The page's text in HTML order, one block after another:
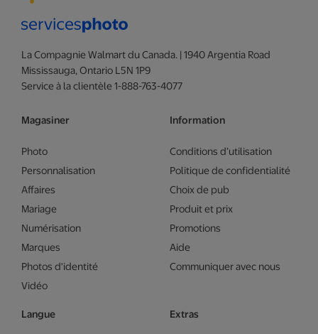
La Compagnie Walmart du Canada. | 1940 Argentia Road
Mississauga, Ontario L5N 1P9
Service à la clientèle 1-888-763-4077
Magasiner
Photo
Personnalisation
Affaires
Mariage
Numérisation
Marques
Photos d'identité
Vidéo
Langue
Information
Conditions d’utilisation
Politique de confidentialité
Choix de pub
Produit et prix
Promotions
Aide
Communiquer avec nous
Extras